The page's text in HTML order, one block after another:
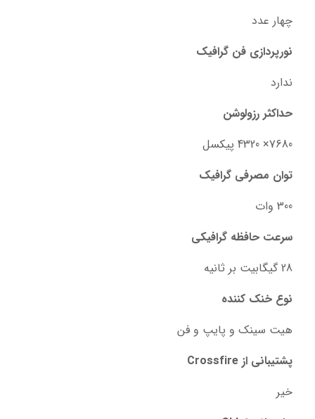
چهار عدد
نورپردازی فن گرافیک
ندارد
حداکثر رزولوشن
7680× 4320 پیکسل
توان مصرفی گرافیک
300 وات
سرعت حافظه گرافیکی
28 گیگابیت بر ثانیه
نوع خنک کننده
هیت سینک و پایپ و فن
پشتیبانی از Crossfire
خیر